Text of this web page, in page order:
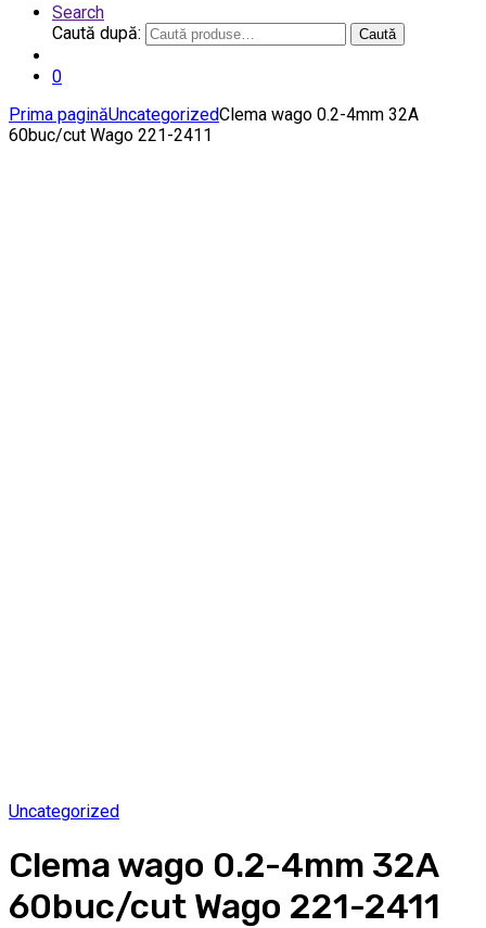
Search
Caută după:
Caută
0
Prima paginăUncategorizedClema wago 0.2-4mm 32A
60buc/cut Wago 221-2411
Uncategorized
Clema wago 0.2-4mm 32A
60buc/cut Wago 221-2411